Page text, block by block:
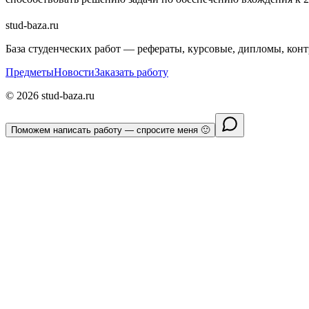
stud-baza.ru
База студенческих работ — рефераты, курсовые, дипломы,
ПредметыНовостиЗаказать работу
© 2026 stud-baza.ru
Поможем написать работу — спросите меня 🙂